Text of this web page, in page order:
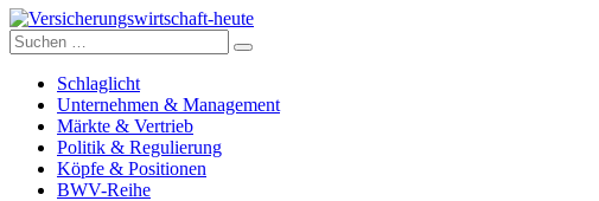
Versicherungswirtschaft-heute
Suche
nach:
Schlaglicht
Unternehmen & Management
Märkte & Vertrieb
Politik & Regulierung
Köpfe & Positionen
BWV-Reihe